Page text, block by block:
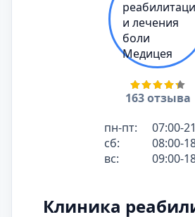
163 отзыва
пн-пт:
07:00-
сб:
08:00-
вс:
09:00-
Клиника